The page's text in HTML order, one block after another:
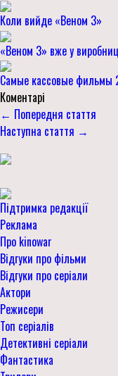
Коли вийде «Веном 3»
«Веном 3» вже у
Самые кассовые фильмы
Коментарі
← Попередня стаття
Наступна стаття →
Підтримка редакції
Реклама
Про kinowar
Відгуки про фільми
Відгуки про серіали
Актори
Режисери
Топ серіалів
Детективні серіали
Фантастика